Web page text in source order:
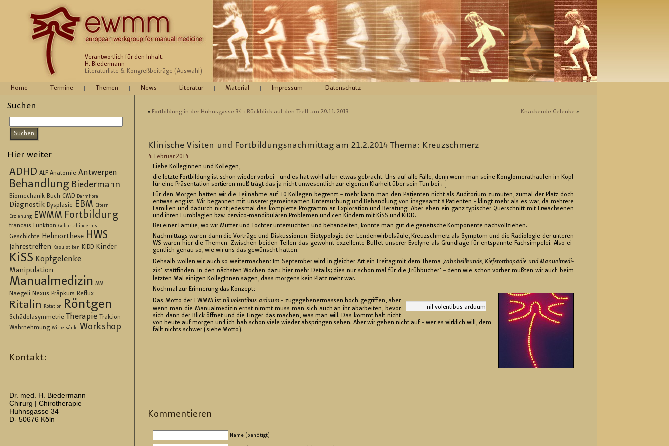
Verantwortlich für den Inhalt:
H. Biedermann
Literaturliste & Kongreßbeiträge (Auswahl)
Home Termine Themen News Literatur Material Impressum Datenschutz
Suchen
Hier weiter
ADHD ALF Anatomie Antwerpen
Behandlung Biedermann
Biomechanik Buch CMD Darmflora
Diagnostik Dysplasie EBM Eltern
Erziehung EWMM Fortbildung
francais Funktion Geburtshindernis
Geschichte Helmorthese HWS
Jahrestreffen Kasuistiken KIDD Kinder
KiSS Kopfgelenke
Manipulation
Manualmedizin MM
Naegeli Nexus Präpkurs Reflux
Ritalin Rotation Röntgen
Schädelasymmetrie Therapie Traktion
Wahrnehmung Wirbelsäule Workshop
Kontakt:
Dr. med. H. Biedermann
Chirurg | Chirotherapie
Huhnsgasse 34
D- 50676 Köln
« Fort­bil­dung in der Huhns­gas­se 34 : Rück­blick auf den Treff am 29.11. 2013 Kna­cken­de Ge­len­ke »
Kli­ni­sche Vi­si­ten und Fort­bil­dungs­nach­mit­tag am 21.2.2014 Thema: Kreuz­schmerz
4. Fe­bru­ar 2014
Liebe Kol­le­gin­nen und Kol­le­gen,
die letz­te Fort­bil­dung ist schon wie­der vor­bei – und es hat wohl allen etwas ge­bracht. Uns auf alle Fälle, denn wenn man seine Kon­glo­merat­hau­fen im Kopf
für eine Prä­sen­ta­ti­on sor­tie­ren muß trägt das ja nicht un­we­sent­lich zur ei­ge­nen Klar­heit über sein Tun bei ;-)
Für den Mor­gen hat­ten wir die Teil­nah­me auf 10 Kol­le­gen be­grenzt – mehr kann man den Pa­ti­en­ten nicht als Au­di­to­ri­um zu­mu­ten, zumal der Platz doch
ent­was eng ist. Wir be­gan­nen mit un­se­rer ge­mein­sa­men Un­ter­su­chung und Be­hand­lung von ins­ge­samt 8 Pa­ti­en­ten – klingt mehr als es war, da meh­re­re
Fa­mi­li­en und da­durch nicht je­des­mal das kom­plet­te Pro­gramm an Ex­plo­ra­ti­on und Be­ra­tung. Aber eben ein ganz ty­pi­scher Quer­schnitt mit Er­wach­se­nen
und ihren Lum­bla­gi­en bzw. cer­vi­co-man­di­bu­lä­ren Pro­ble­men und den Kin­dern mit KiSS und KiDD.
Bei einer Fa­mi­lie, wo wir Mut­ter und Töch­ter un­ter­such­ten und be­han­del­ten, konn­te man gut die ge­ne­ti­sche Kom­po­nen­te nach­voll­zie­hen.
Nach­mit­tags waren dann die Vor­trä­ge und Dis­kus­sio­nen. Bio­ty­po­lo­gie der Len­den­wir­bel­säu­le, Kreuz­schmerz als Sym­ptom und die Ra­dio­lo­gie der un­te­ren
WS waren hier die The­men. Zwi­schen bei­den Tei­len das ge­wohnt ex­zel­len­te Buf­fet un­se­rer Eve­ly­ne als Grund­la­ge für ent­spann­te Fach­sim­pe­lei. Also ei­
gent­lich genau so, wie wir uns das ge­wünscht hat­ten.
Deh­salb wol­len wir auch so wei­ter­ma­chen: Im Sep­tem­ber wird in glei­cher Art ein Frei­tag mit dem Thema ‚Zahn­heil­kun­de, Kie­fer­or­tho­pä­die und Ma­nu­al­me­di­
zin‘ statt­fin­den. In den nächs­ten Wo­chen dazu hier mehr De­tails; dies nur schon mal für die ‚Früh­bu­cher‘ – denn wie schon vor­her muß­ten wir auch beim
letz­ten Mal ei­ni­gen Kol­le­gIn­nen sagen, dass mor­gens kein Platz mehr war.
Noch­mal zur Er­in­ne­rung das Kon­zept:
nil vo­len­ti­bus ar­du­um
Das Motto der EWMM ist nil vo­len­ti­bus ar­du­um– zu­ge­ge­be­ner­mas­sen hoch ge­grif­fen, aber
wenn man die Ma­nu­al­me­di­zin ernst nimmt muss man sich auch an ihr ab­ar­bei­ten, bevor
sich dann der Blick öff­net und die Fin­ger das ma­chen, was man will. Das kommt halt nicht
von heute auf mor­gen und ich hab schon viele wie­der ab­sprin­gen sehen. Aber wir geben nicht auf – wer es wirk­lich will, dem
fällt nichts schwer (siehe Motto).
Kom­men­tie­ren
Name (benötigt)